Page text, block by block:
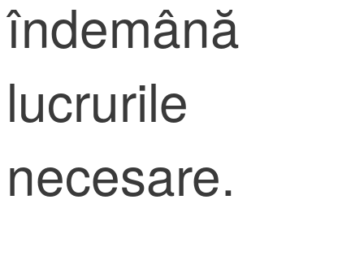
îndemână
lucrurile
necesare.